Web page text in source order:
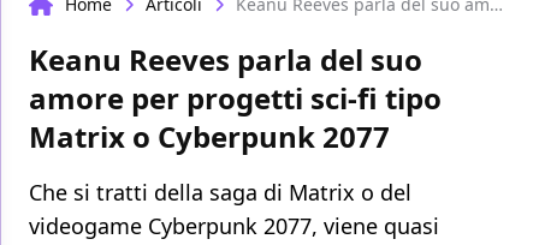
Home Articoli Keanu Reeves parla del suo amore per progetti sci-fi tipo Matrix o Cyberpunk 2077
Keanu Reeves parla del suo
amore per progetti sci-fi tipo
Matrix o Cyberpunk 2077
Che si tratti della saga di Matrix o del
videogame Cyberpunk 2077, viene quasi